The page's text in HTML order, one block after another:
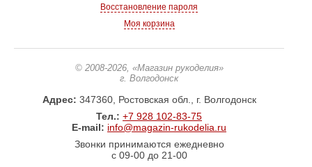
Восстановление пароля
Моя корзина
© 2008-2026, «Магазин рукоделия»
г. Волгодонск
Адрес: 347360, Ростовская обл., г. Волгодонск
Тел.: +7 928 102-83-75
E-mail: info@magazin-rukodelia.ru
Звонки принимаются ежедневно
с 09-00 до 21-00